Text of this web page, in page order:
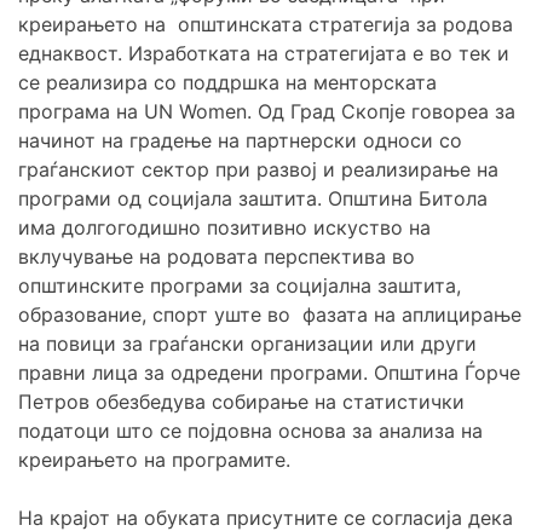
креирањето на општинската стратегија за родова
еднаквост. Изработката на стратегијата е во тек и
се реализира со поддршка на менторската
програма на UN Women. Од Град Скопје говореа за
начинот на градење на партнерски односи со
граѓанскиот сектор при развој и реализирање на
програми од социјала заштита. Општина Битола
има долгогодишно позитивно искуство на
вклучување на родовата перспектива во
општинските програми за социјална заштита,
образование, спорт уште во фазата на аплицирање
на повици за граѓански организации или други
правни лица за одредени програми. Општина Ѓорче
Петров обезбедува собирање на статистички
податоци што се појдовна основа за анализа на
креирањето на програмите.
На крајот на обуката присутните се согласија дека